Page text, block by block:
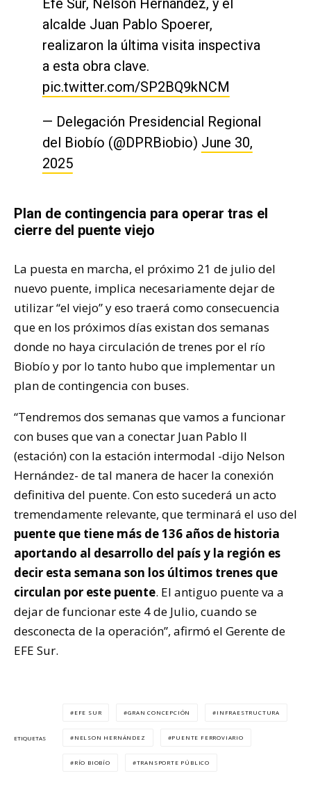
Efe Sur, Nelson Hernández, y el
alcalde Juan Pablo Spoerer,
realizaron la última visita inspectiva
a esta obra clave.
pic.twitter.com/SP2BQ9kNCM
— Delegación Presidencial Regional
del Biobío (@DPRBiobio) June 30,
2025
Plan de contingencia para operar tras el
cierre del puente viejo
La puesta en marcha, el próximo 21 de julio del
nuevo puente, implica necesariamente dejar de
utilizar “el viejo” y eso traerá como consecuencia
que en los próximos días existan dos semanas
donde no haya circulación de trenes por el río
Biobío y por lo tanto hubo que implementar un
plan de contingencia con buses.
“Tendremos dos semanas que vamos a funcionar
con buses que van a conectar Juan Pablo II
(estación) con la estación intermodal -dijo Nelson
Hernández- de tal manera de hacer la conexión
definitiva del puente. Con esto sucederá un acto
tremendamente relevante, que terminará el uso del
puente que tiene más de 136 años de historia
aportando al desarrollo del país y la región es
decir esta semana son los últimos trenes que
circulan por este puente. El antiguo puente va a
dejar de funcionar este 4 de Julio, cuando se
desconecta de la operación”, afirmó el Gerente de
EFE Sur.
ETIQUETAS
EFE SUR GRAN CONCEPCIÓN INFRAESTRUCTURA
NELSON HERNÁNDEZ PUENTE FERROVIARIO
RÍO BIOBÍO TRANSPORTE PÚBLICO